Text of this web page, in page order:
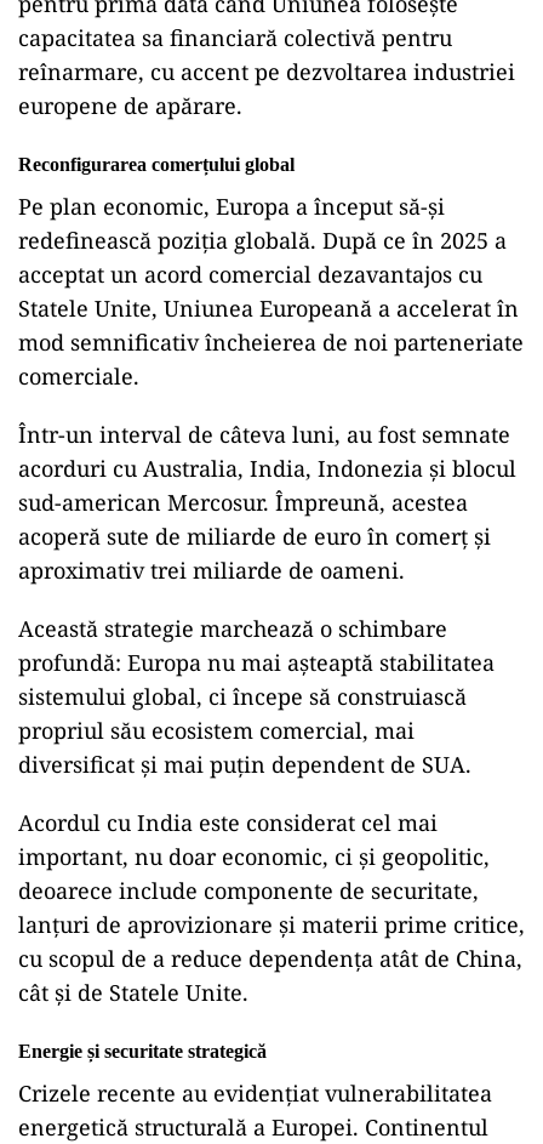
capacitatea sa financiară colectivă pentru
reînarmare, cu accent pe dezvoltarea industriei
europene de apărare.
Reconfigurarea comerțului global
Pe plan economic, Europa a început să-și
redefinească poziția globală. După ce în 2025 a
acceptat un acord comercial dezavantajos cu
Statele Unite, Uniunea Europeană a accelerat în
mod semnificativ încheierea de noi parteneriate
comerciale.
Într-un interval de câteva luni, au fost semnate
acorduri cu Australia, India, Indonezia și blocul
sud-american Mercosur. Împreună, acestea
acoperă sute de miliarde de euro în comerț și
aproximativ trei miliarde de oameni.
Această strategie marchează o schimbare
profundă: Europa nu mai așteaptă stabilitatea
sistemului global, ci începe să construiască
propriul său ecosistem comercial, mai
diversificat și mai puțin dependent de SUA.
Acordul cu India este considerat cel mai
important, nu doar economic, ci și geopolitic,
deoarece include componente de securitate,
lanțuri de aprovizionare și materii prime critice,
cu scopul de a reduce dependența atât de China,
cât și de Statele Unite.
Energie și securitate strategică
Crizele recente au evidențiat vulnerabilitatea
energetică structurală a Europei. Continentul